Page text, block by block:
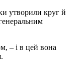
утворили круг й
– і в цей вона